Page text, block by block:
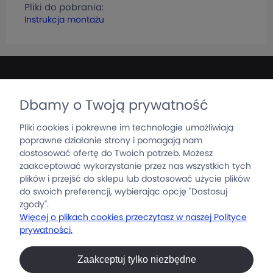
Pliki do pobrania:
Instrukcja montażu
GrajWygodnie.pl
MATEUSZ KARASIŃSKI ­Out Of Brand
NIP: 6222588149
T: +48 509 952 740
M: mati@grajwygodnie.pl
GrajWygodnie
Dbamy o Twoją prywatność
Pliki cookies i pokrewne im technologie umożliwiają
poprawne działanie strony i pomagają nam
dostosować ofertę do Twoich potrzeb. Możesz
zaakceptować wykorzystanie przez nas wszystkich tych
plików i przejść do sklepu lub dostosować użycie plików
do swoich preferencji, wybierając opcję "Dostosuj
zgody".
Więcej o plikach cookies przeczytasz w naszej Polityce
prywatności.
Zaakceptuj tylko niezbędne